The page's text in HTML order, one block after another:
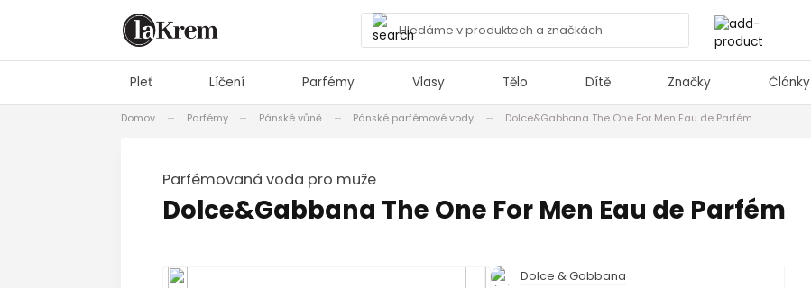
Pleť Líčení Parfémy Vlasy Tělo Dítě Značky Články
Domov Parfémy Pánské vůně Pánské parfémové vody Dolce&Gabbana The One For Men Eau de Parfém
Parfémovaná voda pro muže
Dolce&Gabbana The One For Men Eau de Parfém
Dolce & Gabbana